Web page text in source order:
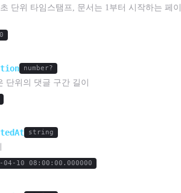
단위 타임스탬프, 문서는 1부터 시작하는 페
number?
단위의 댓글 구간 길이
string
04-10 08:00:00.000000